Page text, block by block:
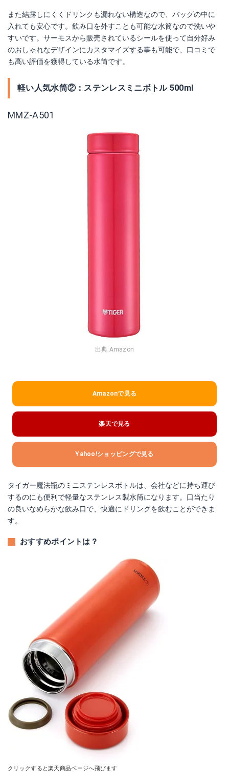
また結露しにくくドリンクも漏れない構造なので、バッグの中に
入れても安心です。飲み口を外すことも可能な水筒なので洗いや
すいです。サーモスから販売されているシールを使って自分好み
のおしゃれなデザインにカスタマイズする事も可能で、口コミで
も高い評価を獲得している水筒です。
軽い人気水筒②：ステンレスミニボトル 500ml
MMZ-A501
出典:Amazon
Amazonで見る
楽天で見る
Yahoo!ショッピングで見る
タイガー魔法瓶のミニステンレスボトルは、会社などに持ち運び
するのにも便利で軽量なステンレス製水筒になります。口当たり
の良いなめらかな飲み口で、快適にドリンクを飲むことができま
す。
おすすめポイントは？
クリックすると楽天商品ページへ飛びます